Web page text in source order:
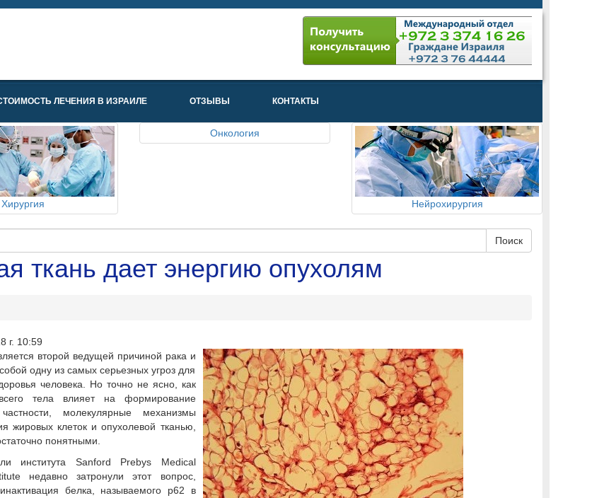
ЛЕЧЕНИЯ В ИЗРАИЛЕ ОТЗЫВЫ КОНТАКТЫ
Хирургия
Онкология
Нейрохирургия
ткань дает энергию опухолям
г. 10:59
второй ведущей причиной рака и
одну из самых серьезных угроз для
человека. Но точно не ясно, как
тела влияет на формирование
молекулярные механизмы
жировых клеток и опухолевой тканью,
понятными.
института Sanford Prebys Medical
недавно затронули этот вопрос,
белка, называемого p62 в